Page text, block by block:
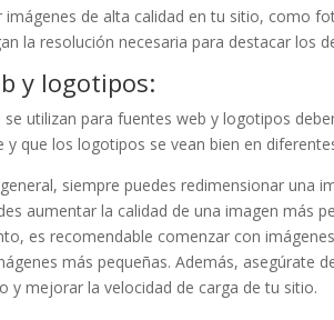
imágenes de alta calidad en tu sitio, como
la resolución necesaria para destacar los
y logotipos:
se utilizan para fuentes web y logotipos
y que los logotipos se vean bien en
siempre puedes redimensionar una
aumentar la calidad de una imagen más
es recomendable comenzar con
más pequeñas. Además, asegúrate
y mejorar la velocidad de carga de tu sitio.